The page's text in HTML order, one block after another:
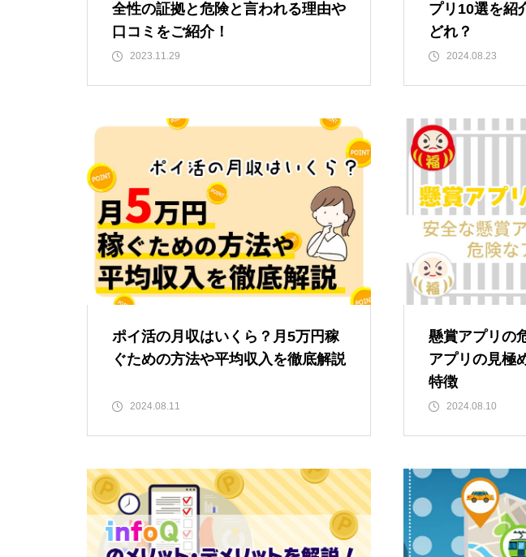
全性の証拠と危険と言われる理由や
口コミをご紹介！
2023.11.29
プリ10選を紹
どれ？
2024.08.23
ポイ活の月収はいくら？月5万円稼
ぐための方法や平均収入を徹底解説
2024.08.11
懸賞アプリの
アプリの見極
特徴
2024.08.10